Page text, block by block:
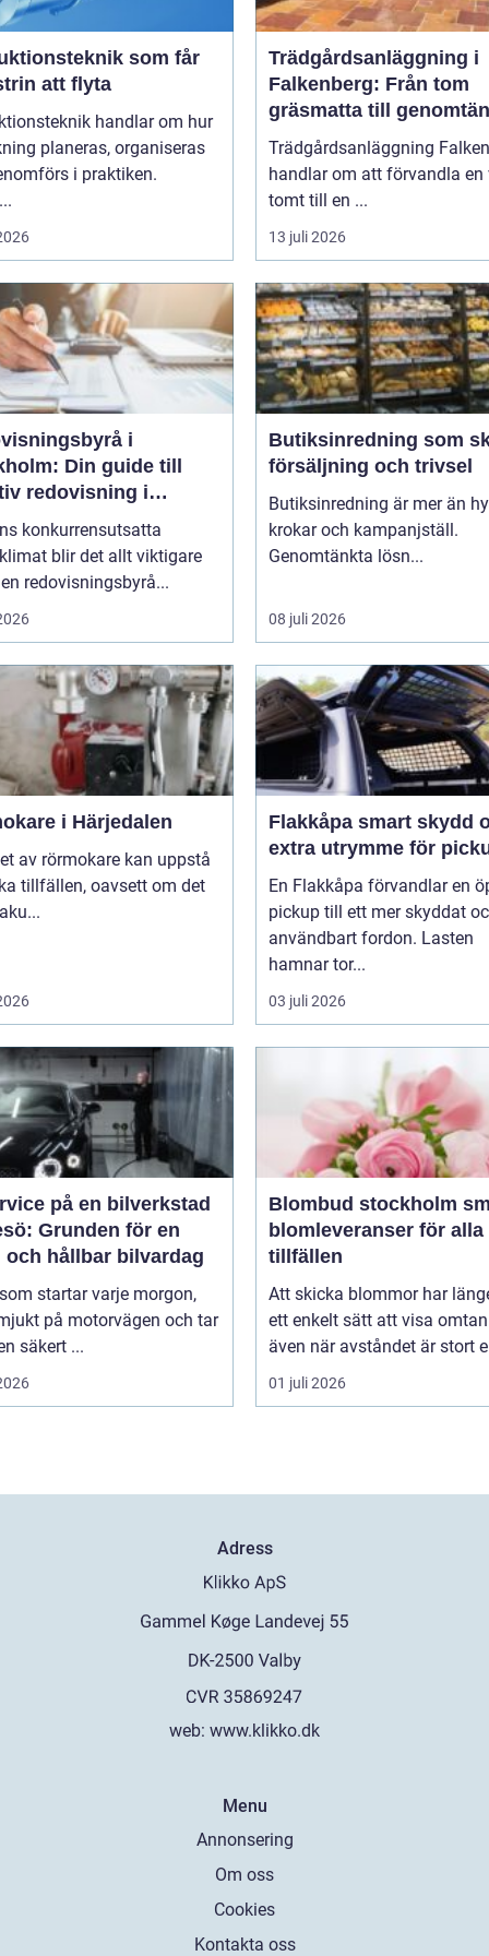
som får
att flyta
handlar om hur
planeras, organiseras
i praktiken.
Trädgårdsanläggning i
Falkenberg: Från tom
gräsmatta till
helhet
Trädgårdsanläggning
handlar om att förvandla en
tomt till en ...
13 juli 2026
i
Din guide till
redovisning i
konkurrensutsatta
blir det allt viktigare
redovisningsbyrå...
Butiksinredning som
försäljning och trivsel
Butiksinredning är mer än
krokar och kampanjställ.
Genomtänkta lösn...
08 juli 2026
i Härjedalen
av rörmokare kan uppstå
tillfällen, oavsett om det
Flakkåpa smart skydd och
extra utrymme för
En Flakkåpa förvandlar en
pickup till ett mer skyddat
användbart fordon. Lasten
hamnar tor...
03 juli 2026
på en bilverkstad
Grunden för en
och hållbar bilvardag
startar varje morgon,
på motorvägen och tar
säkert ...
Blombud stockholm smidiga
blomleveranser för alla
tillfällen
Att skicka blommor har
ett enkelt sätt att visa
även när avståndet är stort
01 juli 2026
Adress
web: www.klikko.dk
Menu
Annonsering
Om oss
Cookies
Kontakta oss